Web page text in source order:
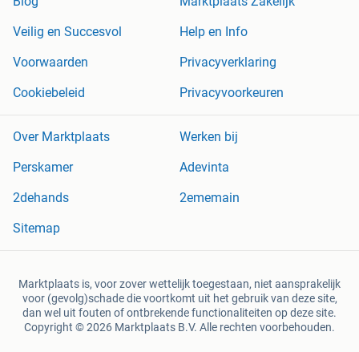
Veilig en Succesvol
Help en Info
Voorwaarden
Privacyverklaring
Cookiebeleid
Privacyvoorkeuren
Over Marktplaats
Werken bij
Perskamer
Adevinta
2dehands
2ememain
Sitemap
Marktplaats is, voor zover wettelijk toegestaan, niet aansprakelijk
voor (gevolg)schade die voortkomt uit het gebruik van deze site,
dan wel uit fouten of ontbrekende functionaliteiten op deze site.
Copyright © 2026 Marktplaats B.V. Alle rechten voorbehouden.